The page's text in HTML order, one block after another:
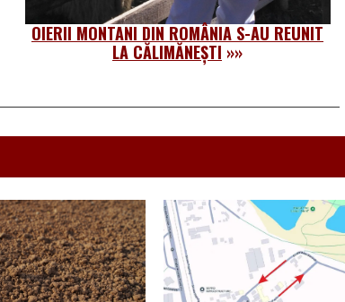
OIERII MONTANI DIN ROMÂNIA S-AU REUNIT
LA CĂLIMĂNEȘTI »»